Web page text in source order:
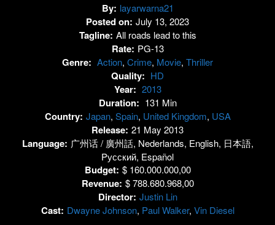
By: layarwarna21
Posted on: July 13, 2023
Tagline: All roads lead to this
Rate: PG-13
Genre: Action, Crime, Movie, Thriller
Quality: HD
Year: 2013
Duration: 131 Min
Country: Japan, Spain, United Kingdom, USA
Release: 21 May 2013
Language: 广州话 / 廣州話, Nederlands, English, 日本語,
Pусский, Español
Budget: $ 160.000.000,00
Revenue: $ 788.680.968,00
Director: Justin Lin
Cast: Dwayne Johnson, Paul Walker, Vin Diesel